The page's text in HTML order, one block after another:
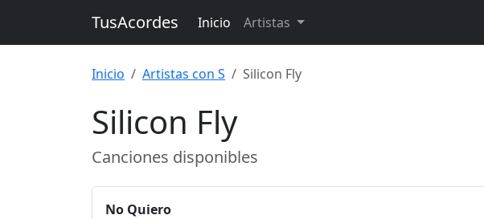
TusAcordes Inicio Artistas
Inicio Artistas con S Silicon Fly
Silicon Fly
Canciones disponibles
No Quiero